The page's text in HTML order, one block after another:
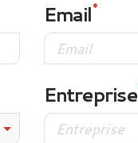
Email
Entreprise